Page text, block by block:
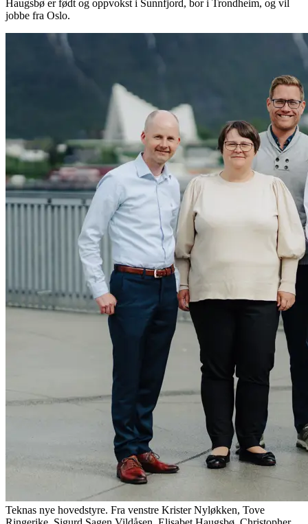
Haugsbø er født og oppvokst i Sunnfjord, bor i Trondheim, og vil
jobbe fra Oslo.
Teknas nye hovedstyre. Fra venstre Krister Nyløkken, Tove